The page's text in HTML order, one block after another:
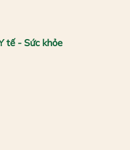
tế - Sức khỏe